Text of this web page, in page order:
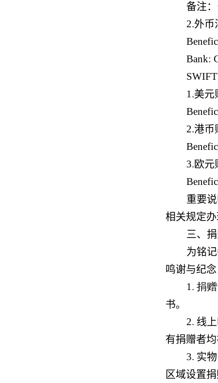
备注
2.外币
Bank:
1.美元
2.港币
3.欧元
重要
相关规定
三、
为铭
鸣谢与纪
1. 捐赠
书。
2. 线
有捐赠者
3. 实
区域设置